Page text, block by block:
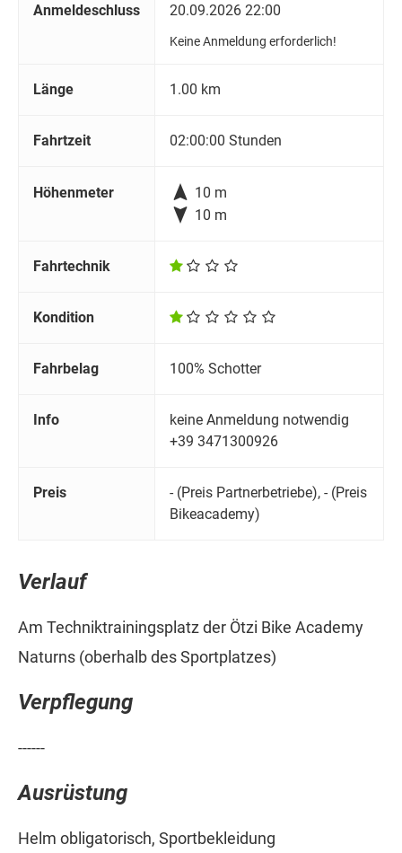
Anmeldeschluss 20.09.2026 22:00
Keine Anmeldung erforderlich!
Länge 1.00 km
Fahrtzeit 02:00:00 Stunden
Höhenmeter  10 m
 10 m
Fahrtechnik
Kondition
Fahrbelag 100% Schotter
Info
keine Anmeldung notwendig
+39 3471300926
Preis
- (Preis Partnerbetriebe), - (Preis
Bikeacademy)
Verlauf
Am Techniktrainingsplatz der Ötzi Bike Academy
Naturns (oberhalb des Sportplatzes)
Verpflegung
------
Ausrüstung
Helm obligatorisch, Sportbekleidung